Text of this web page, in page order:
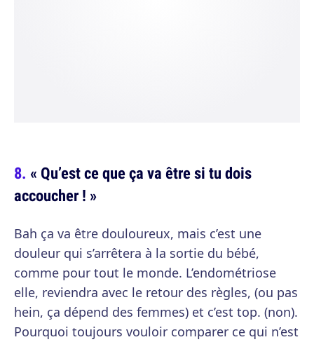
« Qu’est ce que ça va être si tu dois
accoucher ! »
Bah ça va être douloureux, mais c’est une
douleur qui s’arrêtera à la sortie du bébé,
comme pour tout le monde. L’endométriose
elle, reviendra avec le retour des règles, (ou pas
hein, ça dépend des femmes) et c’est top. (non).
Pourquoi toujours vouloir comparer ce qui n’est